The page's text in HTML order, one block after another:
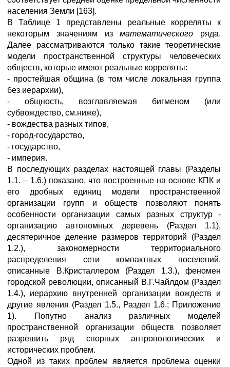
населения Земли [163].
В Таблице 1 представлены реальные корреляты к
некоторым значениям изматематического ряда.
Далее рассматриваются только такие теоретические
модели пространственной структуры человеческих
обществ, которые имеют реальные корреляты:
- простейшая община (в том числе локальная группа
без иерархии),
- общность, возглавляемая бигменом (или
субвождество, см.ниже),
- вождества разных типов,
- город-государство,
- государство,
- империя.
В последующих разделах настоящей главы (Разделы
1.1. – 1.6.) показано, что построенные на основе КПК и
его дробных единиц модели пространственной
организации групп и обществ позволяют понять
особенности организации самых разных структур -
организацию автономных деревень (Раздел 1.1),
десятеричное деление размеров территорий (Раздел
1.2.), закономерности территориального
распределения сети компактных поселений,
описанные В.Кристаллером (Раздел 1.3.), феномен
городской революции, описанный В.Г.Чайлдом (Раздел
1.4.), иерархию внутренней организации вождеств и
другие явления (Раздел 1.5., Раздел 1.6.; Приложение
1). Попутно анализ различных моделей
пространственной организации обществ позволяет
разрешить ряд спорных антропологических и
исторических проблем.
Одной из таких проблем является проблема оценки